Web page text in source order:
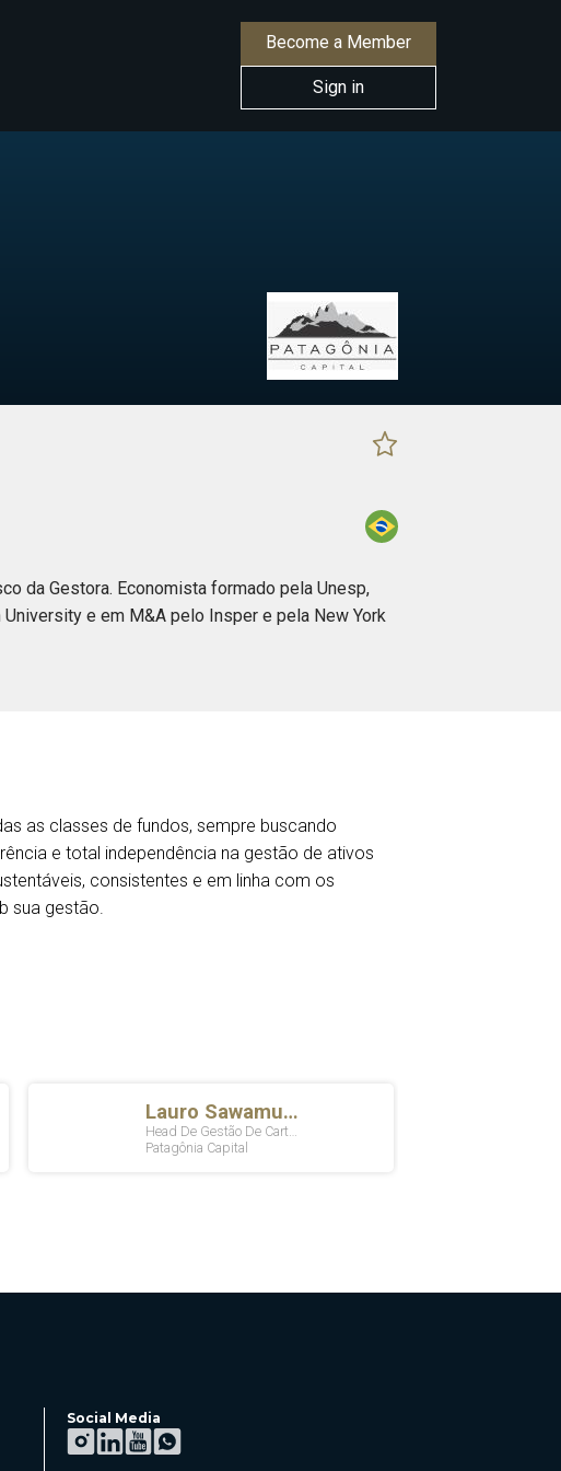
Become a Member
Sign in
da Gestora. Economista formado pela Unesp,
e em M&A pelo Insper e pela New York
as classes de fundos, sempre buscando
e total independência na gestão de ativos
consistentes e em linha com os
sua gestão.
Social Media